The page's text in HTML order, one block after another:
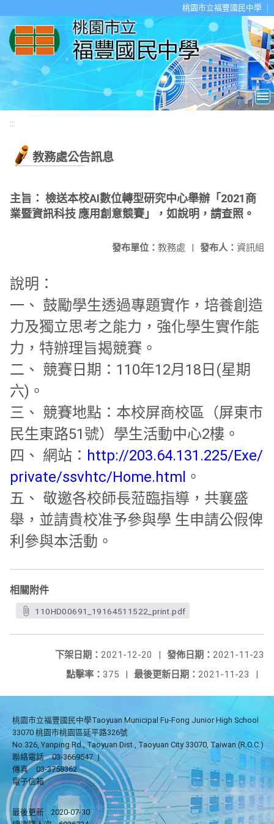
桃園市立福豐國民中學
:::
教務處公告訊息
主旨： 檢送本校AI數位轉型研究中心舉辦「2021商
業暨資訊科技 應用創意競賽」，如說明，請查照。
發布人： 資訊組
發布單位： 教務處 |
說明：
一、 鼓勵學生透過專題實作，培養創造
力及獨立思考之能力， 強化學生實作能
力，特辦理旨揭競賽。
二、 競賽日期：110年12月18日(星期
六)。
三、 競賽地點：本校屏商校區（屏東市
民生東路51號） 學生活動中心2樓。
四、 網站： http://203.64.131.225/Exe/
private/ssvhtc/Home.html 。
五、 敬邀各校師長蒞臨指導，共襄盛
舉，並請貴校准予參與學 生申請公假俾
利參與本活動。
相關附件
110HD00691_19164511522_print.pdf
發佈日期： 2021-11-23
下架日期： 2021-12-20
|
最後更新日期： 2021-11-23 |
點擊率： 375 |
桃園市立福豐國民中學Taoyuan Municipal Fu-Fong Junior High School
33070 桃園市桃園區延平路326號
No.326, Yanping Rd., Taoyuan Dist., Taoyuan City 33070, Taiwan (R.O.C.)
聯絡電話
03-3669547 |
傳真
03-3758362
電子信箱
最後更新
2020-07-30